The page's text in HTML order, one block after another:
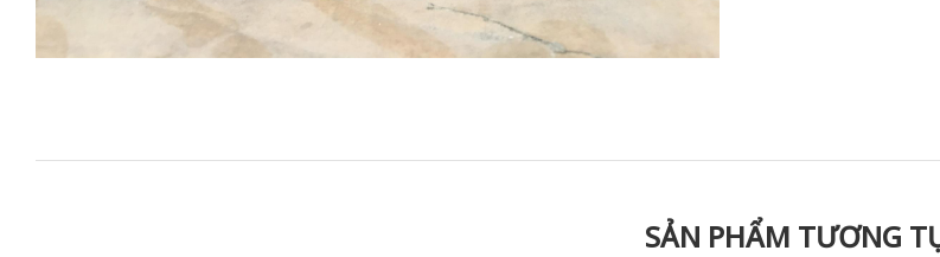
SẢN PHẨM TƯƠNG